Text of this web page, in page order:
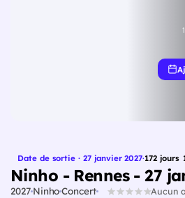
Date de sortie · 27 janvier 2027·172jours
Ninho - Rennes - 27
2027NinhoConcert Aucun